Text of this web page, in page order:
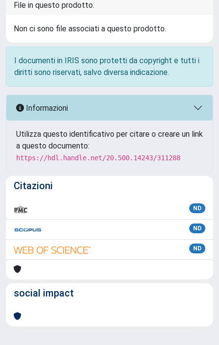
File in questo prodotto:
Non ci sono file associati a questo prodotto.
I documenti in IRIS sono protetti da copyright e tutti i
diritti sono riservati, salvo diversa indicazione.
Informazioni
Utilizza questo identificativo per citare o creare un link
a questo documento:
https://hdl.handle.net/20.500.14243/311288
Citazioni
ND
ND
ND
social impact